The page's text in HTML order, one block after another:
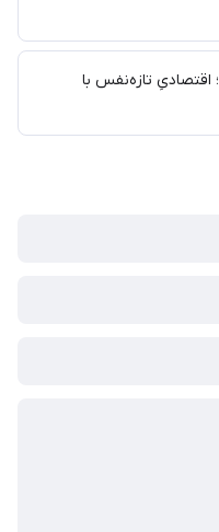
مشخصات گوشی ردمی 15A؛ اقتصادیِ تازه‌نفس با